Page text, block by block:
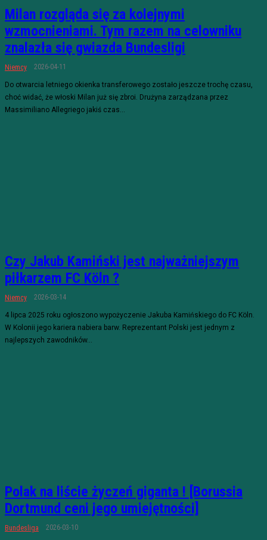
Milan rozgląda się za kolejnymi
wzmocnieniami. Tym razem na celowniku
znalazła się gwiazda Bundesligi
Niemcy 2026-04-11
Do otwarcia letniego okienka transferowego zostało jeszcze trochę czasu,
choć widać, że włoski Milan już się zbroi. Drużyna zarządzana przez
Massimiliano Allegriego jakiś czas...
Czy Jakub Kamiński jest najważniejszym
piłkarzem FC Köln ?
Niemcy 2026-03-14
4 lipca 2025 roku ogłoszono wypożyczenie Jakuba Kamińskiego do FC Köln.
W Kolonii jego kariera nabiera barw. Reprezentant Polski jest jednym z
najlepszych zawodników...
Polak na liście życzeń giganta ! [Borussia
Dortmund ceni jego umiejętności]
Bundesliga 2026-03-10